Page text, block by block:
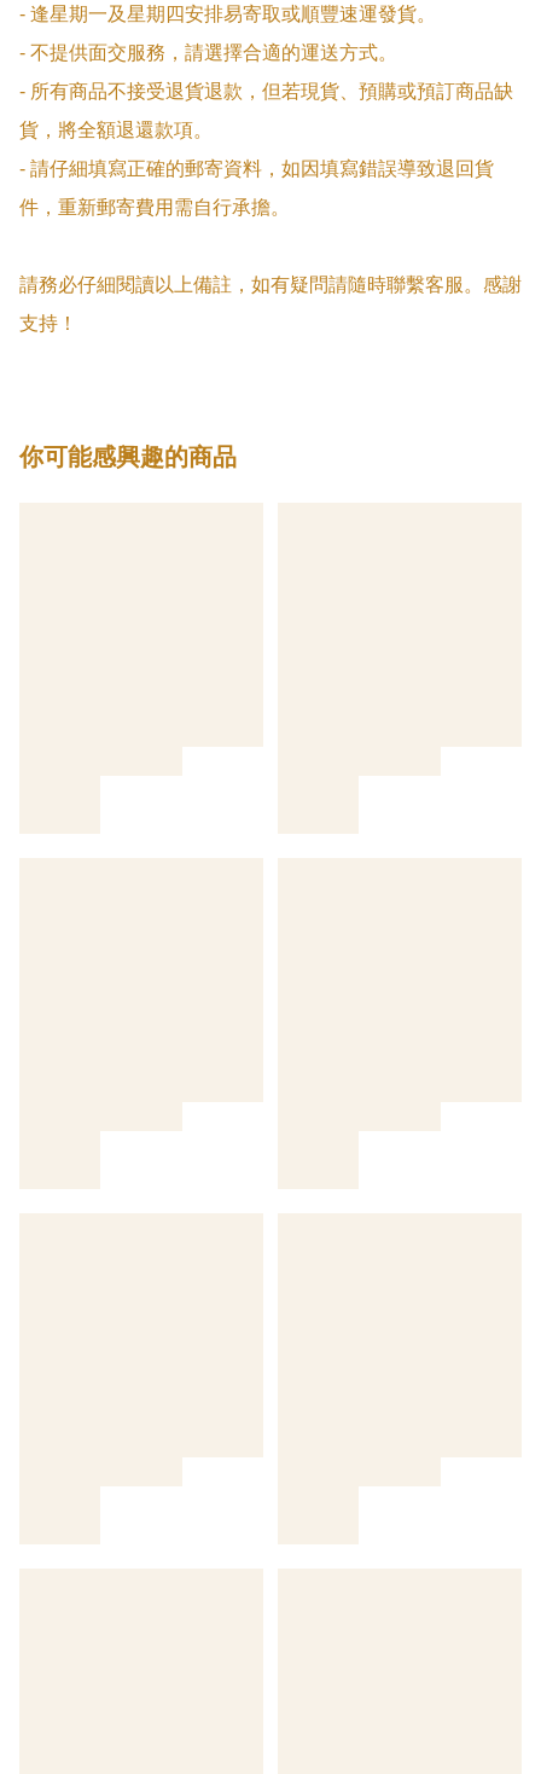
- 逢星期一及星期四安排易寄取或順豐速運發貨。
- 不提供面交服務，請選擇合適的運送方式。
- 所有商品不接受退貨退款，但若現貨、預購或預訂商品缺
貨，將全額退還款項。
- 請仔細填寫正確的郵寄資料，如因填寫錯誤導致退回貨
件，重新郵寄費用需自行承擔。
請務必仔細閱讀以上備註，如有疑問請隨時聯繫客服。感謝
支持！
你可能感興趣的商品